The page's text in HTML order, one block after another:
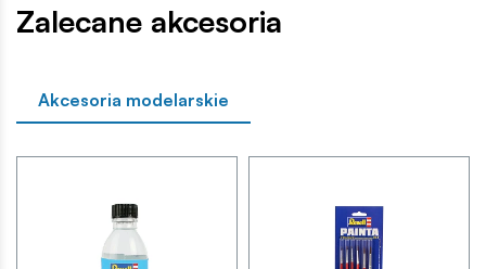
Zalecane akcesoria
Akcesoria modelarskie